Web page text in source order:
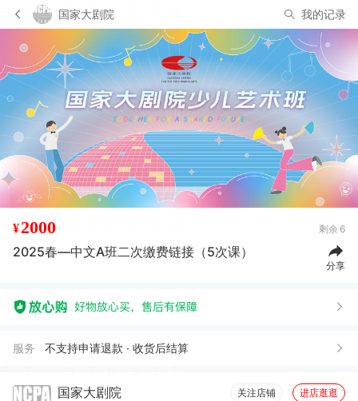
国家大剧院 我的记录
¥2000 剩余 6
2025春—中文A班二次缴费链接（5次课）
分享
服务 不支持申请退款 · 收货后结算
国家大剧院 关注店铺 进店逛逛